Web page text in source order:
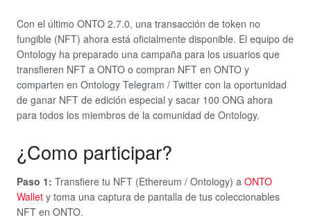
Con el último ONTO 2.7.0, una transacción de token no
fungible (NFT) ahora está oficialmente disponible. El equipo de
Ontology ha preparado una campaña para los usuarios que
transfieren NFT a ONTO o compran NFT en ONTO y
comparten en Ontology Telegram / Twitter con la oportunidad
de ganar NFT de edición especial y sacar 100 ONG ahora
para todos los miembros de la comunidad de Ontology.
¿Como participar?
Paso 1: Transfiere tu NFT (Ethereum / Ontology) a ONTO
Wallet y toma una captura de pantalla de tus coleccionables
NFT en ONTO.